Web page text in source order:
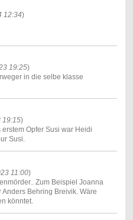
12:34)
19:25)
in die selbe klasse
19:15)
Opfer Susi war Heidi
Susi.
11:00)
Zum Beispiel Joanna
Behring Breivik. Wäre
könntet.